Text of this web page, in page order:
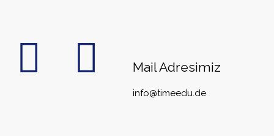
Mail Adresimiz
info@timeedu.de